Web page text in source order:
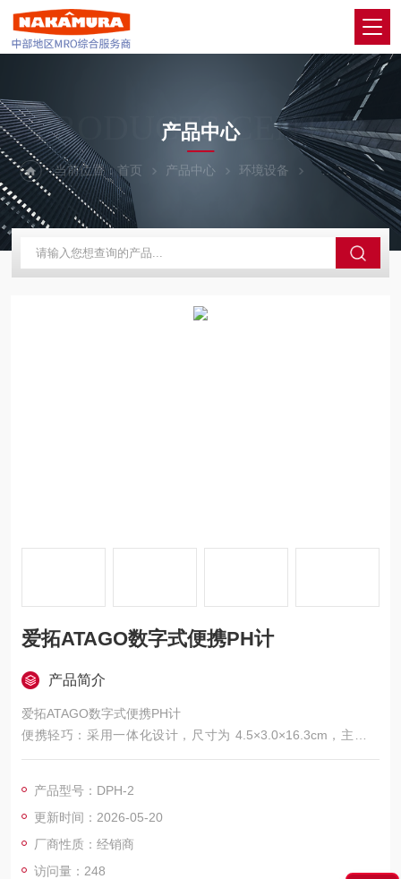
PRODUCTS CENTER
产品中心
当前位置：首页 产品中心 环境设备 ATAGO爱拓
爱拓ATAGO数字式便携PH计
产品简介
爱拓ATAGO数字式便携PH计
便携轻巧：采用一体化设计，尺寸为 4.5×3.0×16.3cm，主机部
分仅重 90g，
pH 值测量。
产品型号：DPH-2
更新时间：2026-05-20
厂商性质：经销商
访问量：248